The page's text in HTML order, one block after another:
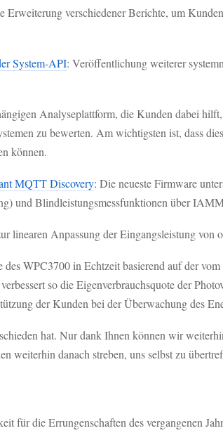
Erweiterung verschiedener Berichte, um
System-API: Veröffentlichung weiterer
Analyseplattform, die Kunden dabei
zu bewerten. Am wichtigsten ist, dass
können.
MQTT Discovery: Die neueste Firmware
und Blindleistungsmessfunktionen über
linearen Anpassung der Eingangsleistung
des WPC3700 in Echtzeit basierend auf der
so die Eigenverbrauchsquote der
der Kunden bei der Überwachung des
hat. Nur dank Ihnen können wir
weiterhin danach streben, uns selbst zu
für die Errungenschaften des vergangenen